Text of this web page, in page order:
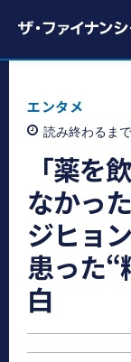
エンタメ
読み終わるまで
「薬を
なかっ
ジヒョ
患った“
白